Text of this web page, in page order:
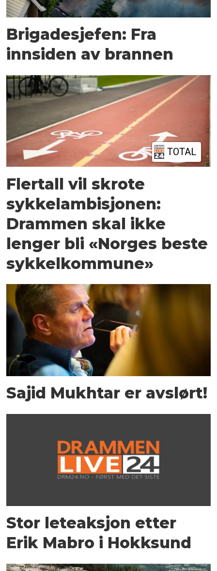
Brigadesjefen: Fra
innsiden av brannen
TOTAL
Flertall vil skrote
sykkelambisjonen:
Drammen skal ikke
lenger bli «Norges beste
sykkelkommune»
Sajid Mukhtar er avslørt!
Stor leteaksjon etter
Erik Mabro i Hokksund